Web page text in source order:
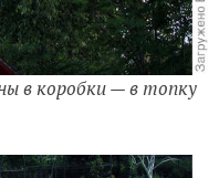
в коробки — в топку